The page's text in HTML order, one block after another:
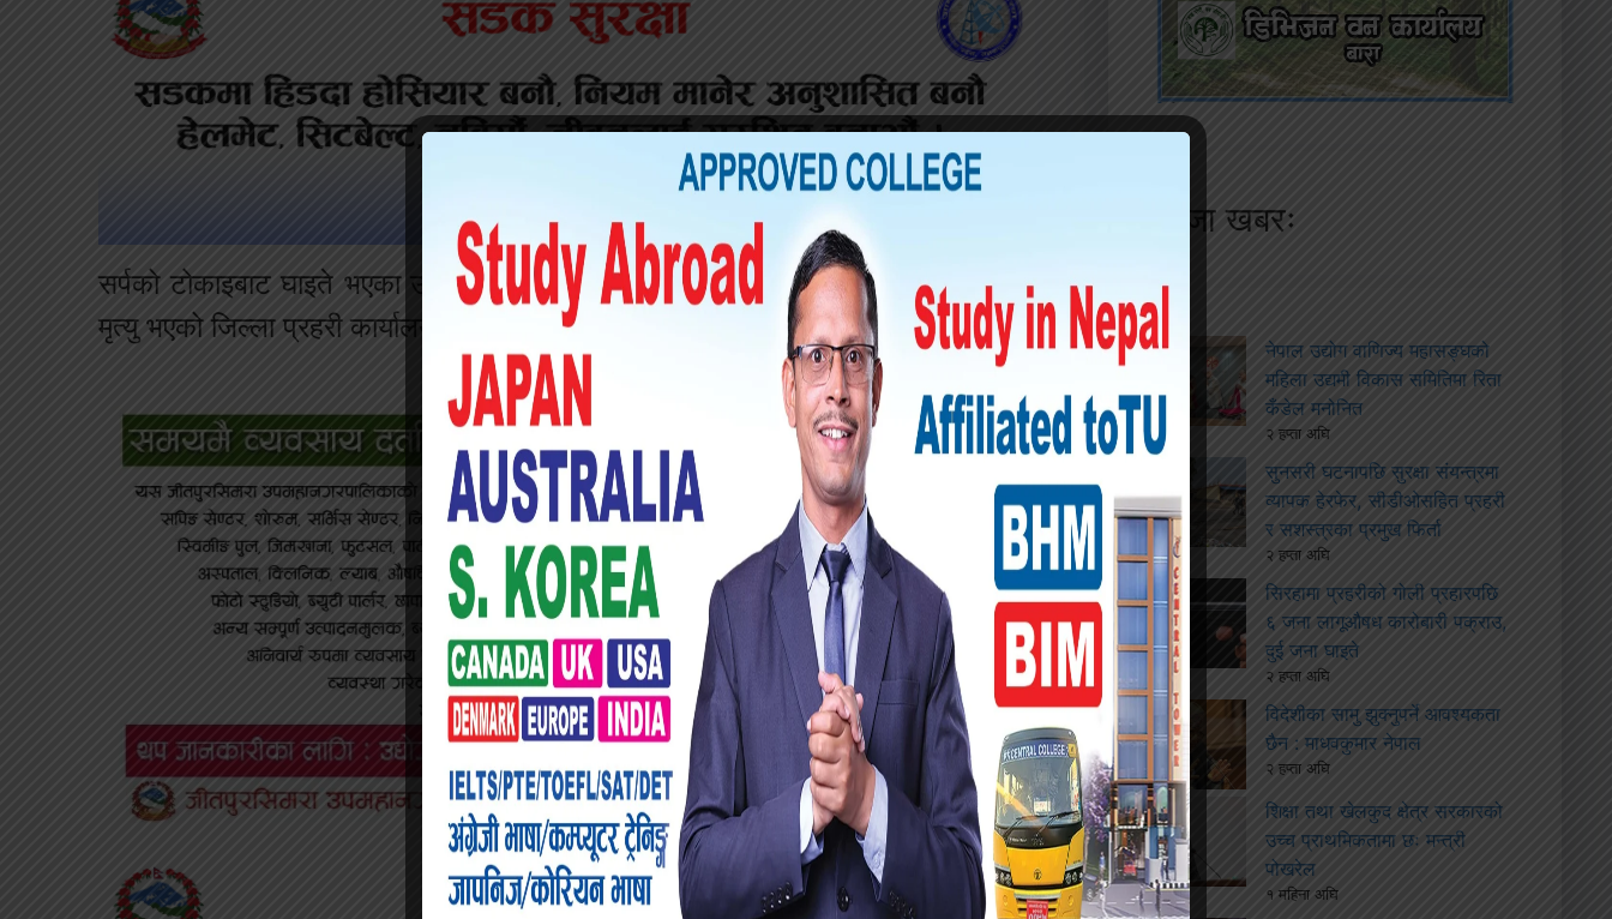
सर्पको टोकाइबाट घाइते भएका उनलाई प्राथमिक स्वास्थ्य केन्द्र निजगढमा लैजाँदै गर्दा बाटोमा
मृत्यु भएको जिल्ला प्रहरी कार्यालय बाराका प्रवक्ता गौतम मिश्रले जानकारी दिनुभएको छ ।
ताजा खबरः
नेपाल उद्योग वाणिज्य महासङ्घको
महिला उद्यमी विकास समितिमा रिता
कँडेल मनोनित
२ हप्ता अघि
सुनसरी घटनापछि सुरक्षा संयन्त्रमा
व्यापक हेरफेर, सीडीओसहित प्रहरी
र सशस्त्रका प्रमुख फिर्ता
२ हप्ता अघि
सिरहामा प्रहरीको गोली प्रहारपछि
६ जना लागूऔषध कारोबारी पक्राउ,
दुई जना घाइते
२ हप्ता अघि
विदेशीका सामु झुक्नुपर्ने आवश्यकता
छैन : माधवकुमार नेपाल
२ हप्ता अघि
शिक्षा तथा खेलकुद क्षेत्र सरकारको
उच्च प्राथमिकतामा छः मन्त्री
पोखरेल
१ महिना अघि